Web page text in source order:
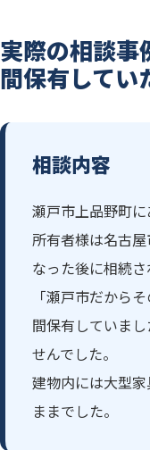
実際の相談事
間保有してい
相談内容
瀬戸市上品野町に
所有者様は名古
なった後に相続さ
「瀬戸市だから
間保有していま
せんでした。
建物内には大型
ままでした。